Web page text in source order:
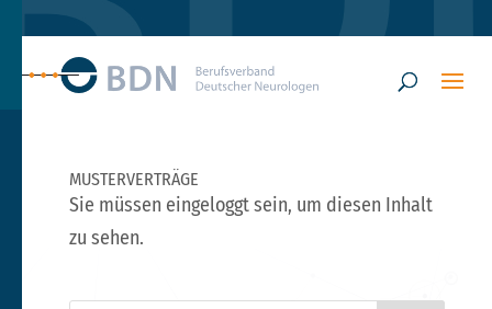
MUSTERVERTRÄGE
Sie müssen eingeloggt sein, um diesen Inhalt
zu sehen.